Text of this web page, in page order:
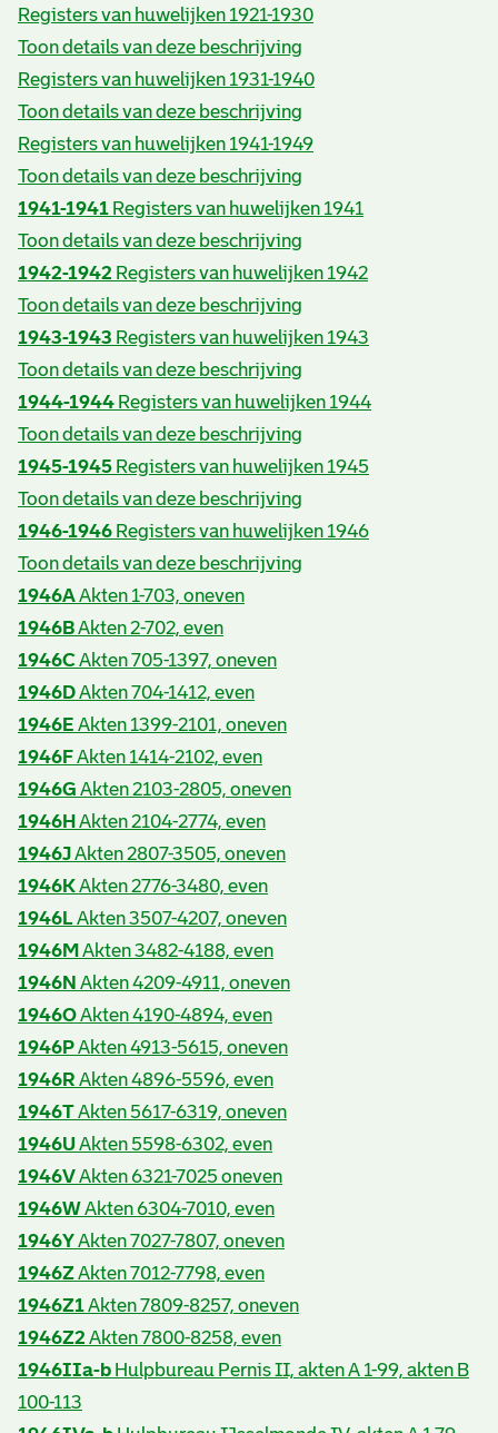
Registers van huwelijken 1921-1930
Toon details van deze beschrijving
Registers van huwelijken 1931-1940
Toon details van deze beschrijving
Registers van huwelijken 1941-1949
Toon details van deze beschrijving
1941-1941 Registers van huwelijken 1941
Toon details van deze beschrijving
1942-1942 Registers van huwelijken 1942
Toon details van deze beschrijving
1943-1943 Registers van huwelijken 1943
Toon details van deze beschrijving
1944-1944 Registers van huwelijken 1944
Toon details van deze beschrijving
1945-1945 Registers van huwelijken 1945
Toon details van deze beschrijving
1946-1946 Registers van huwelijken 1946
Toon details van deze beschrijving
1946AAkten 1-703, oneven
1946BAkten 2-702, even
1946CAkten 705-1397, oneven
1946DAkten 704-1412, even
1946E Akten 1399-2101, oneven
1946FAkten 1414-2102, even
1946G Akten 2103-2805, oneven
1946HAkten 2104-2774, even
1946JAkten 2807-3505, oneven
1946KAkten 2776-3480, even
1946LAkten 3507-4207, oneven
1946MAkten 3482-4188, even
1946N Akten 4209-4911, oneven
1946OAkten 4190-4894, even
1946PAkten 4913-5615, oneven
1946R Akten 4896-5596, even
1946TAkten 5617-6319, oneven
1946U Akten 5598-6302, even
1946VAkten 6321-7025 oneven
1946WAkten 6304-7010, even
1946YAkten 7027-7807, oneven
1946ZAkten 7012-7798, even
1946Z1Akten 7809-8257, oneven
1946Z2 Akten 7800-8258, even
1946IIa-b Hulpbureau Pernis II, akten A 1-99, akten B
100-113